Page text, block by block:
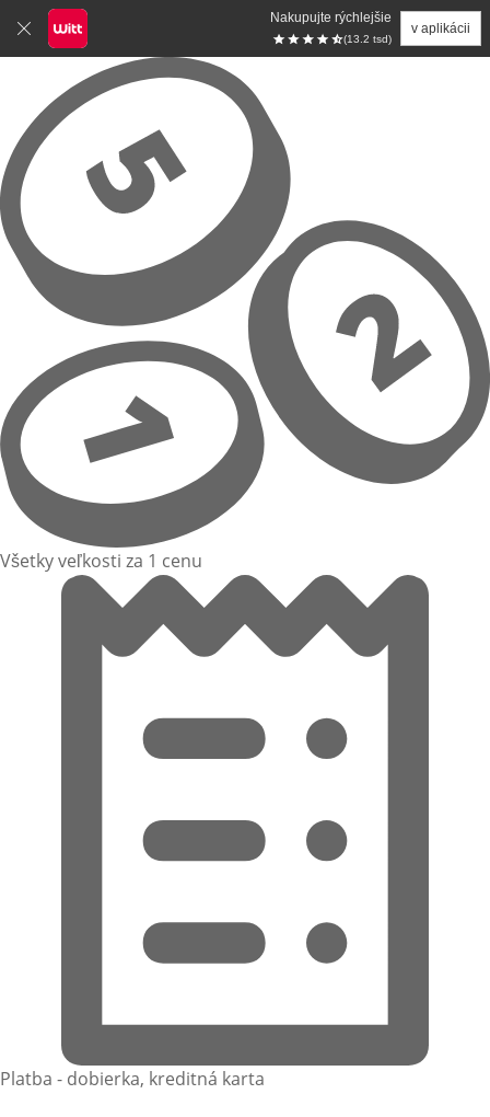
Nakupujte rýchlejšie
(13.2 tsd)
v aplikácii
Prejsť na hlavný obsah
Všetky veľkosti za 1 cenu
Platba - dobierka, kreditná karta